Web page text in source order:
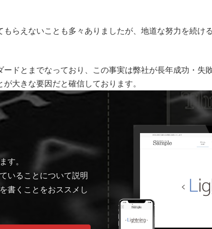
らえないことも多々ありましたが、地道な努力を続け
ドとまでなっており、この事実は弊社が長年成功・失
大きな要因だと確信しております。
す。
いることについて説明
書くことをおススメし